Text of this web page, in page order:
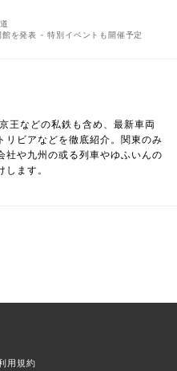
を発表 - 特別イベントも開催予定
王などの私鉄も含め、最新車両
リビアなどを徹底紹介。関東のみ
社や九州の或る列車やゆふいんの
ます。
用規約